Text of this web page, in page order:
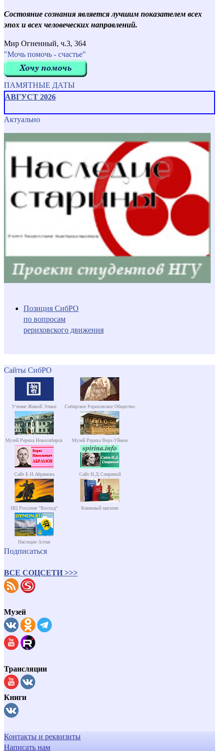
Состояние сознания является лучшим показателем всех
эпох и всех человеческих направлений.
Мир Огненный, ч.3, 364
"Мочь помочь - счастье"
ПАМЯТНЫЕ ДАТЫ
АВГУСТ 2026
Актуально
Позиция СибРО
по вопросам
рериховского движения
Сайты СибРО
Учение Живой Этики Сибирское Рериховское Общество
Музей Рериха Новосибирск Музей Рериха Верх-Уймон
Сайт Б.Н.Абрамова Сайт Н.Д.Спириной
ИЦ Россазия "Восход" Книжный магазин
Наследие Алтая
Подписаться
ВСЕ СОЦСЕТИ >>>
Музей
Трансляции
Книги
Контакты и реквизиты
Написать нам